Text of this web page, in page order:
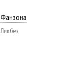
Фанзона
Ликбез